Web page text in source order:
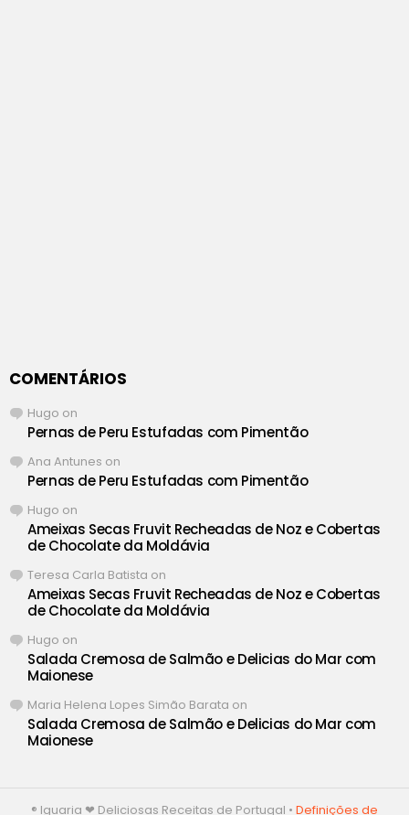
COMENTÁRIOS
Hugo on
Pernas de Peru Estufadas com Pimentão
Ana Antunes on
Pernas de Peru Estufadas com Pimentão
Hugo on
Ameixas Secas Fruvit Recheadas de Noz e Cobertas
de Chocolate da Moldávia
Teresa Carla Batista on
Ameixas Secas Fruvit Recheadas de Noz e Cobertas
de Chocolate da Moldávia
Hugo on
Salada Cremosa de Salmão e Delicias do Mar com
Maionese
Maria Helena Lopes Simão Barata on
Salada Cremosa de Salmão e Delicias do Mar com
Maionese
® Iguaria ❤ Deliciosas Receitas de Portugal • Definições de